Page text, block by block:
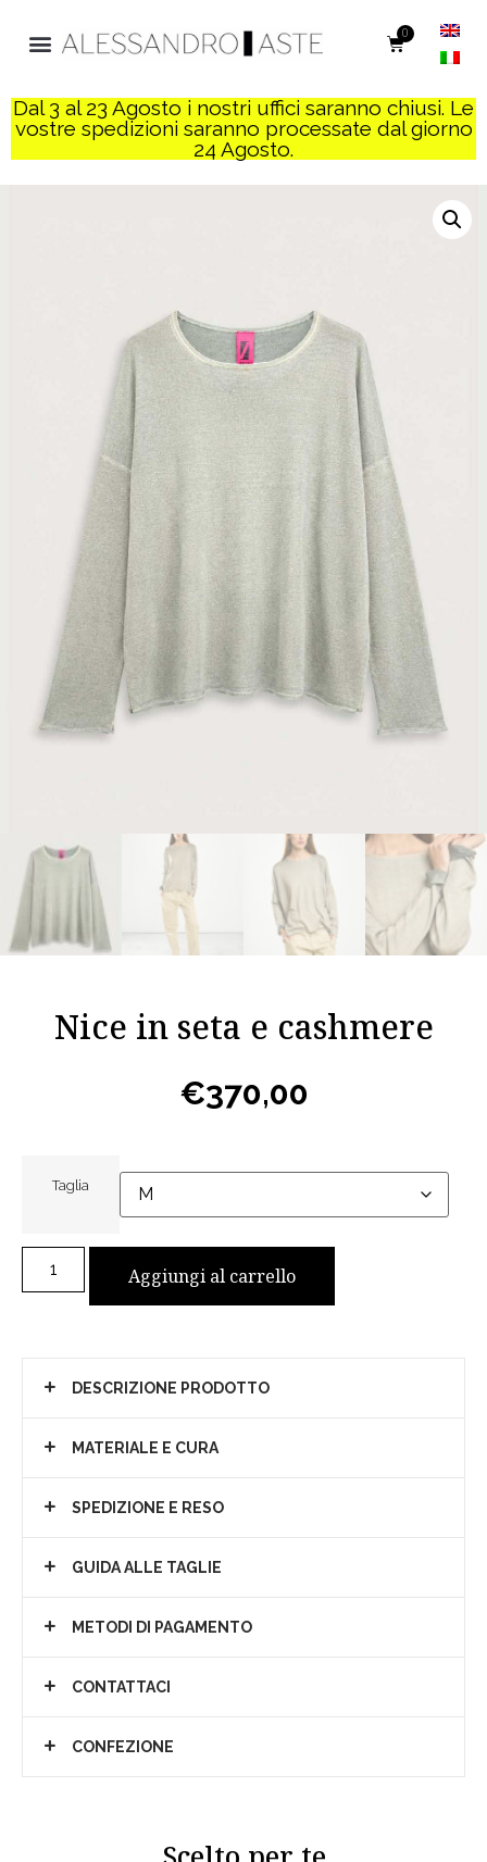
0
Dal 3 al 23 Agosto i nostri uffici saranno chiusi. Le
vostre spedizioni saranno processate dal giorno
24 Agosto.
Nice in seta e cashmere
€370,00
Taglia
Aggiungi al carrello
DESCRIZIONE PRODOTTO
MATERIALE E CURA
SPEDIZIONE E RESO
GUIDA ALLE TAGLIE
METODI DI PAGAMENTO
CONTATTACI
CONFEZIONE